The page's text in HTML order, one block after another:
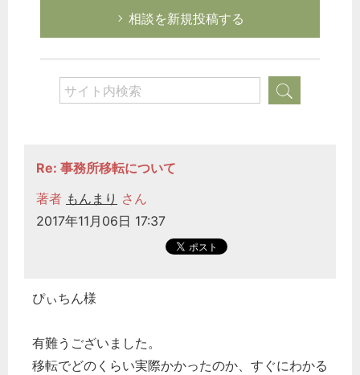
相談を新規投稿する
Re: 事務所移転について
著者 もんまり さん
2017年11月06日 17:37
ぴぃちん様
有難うございました。
移転でどのくらい実際かかったのか、すぐにわかる